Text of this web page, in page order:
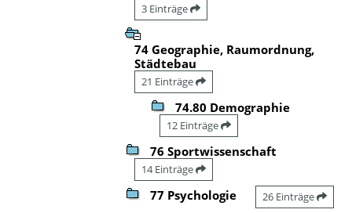
3 Einträge
74 Geographie, Raumordnung,
Städtebau
21 Einträge
74.80 Demographie
12 Einträge
76 Sportwissenschaft
14 Einträge
77 Psychologie 26 Einträge